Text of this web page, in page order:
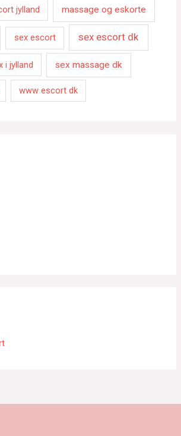
jylland massage og eskorte
sex escort sex escort dk
i jylland sex massage dk
www escort dk